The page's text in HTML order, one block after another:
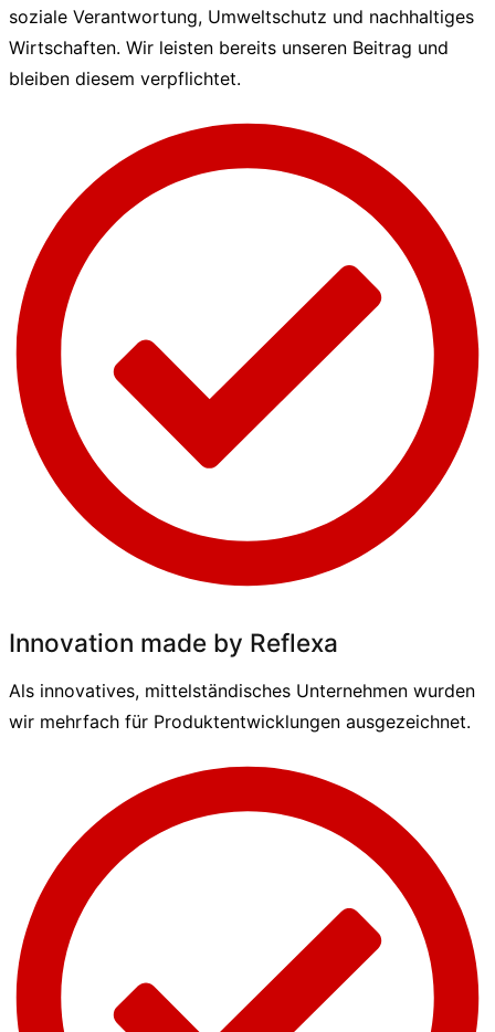
soziale Verantwortung, Umweltschutz und nachhaltiges
Wirtschaften. Wir leisten bereits unseren Beitrag und
bleiben diesem verpflichtet.
Innovation made by Reflexa
Als innovatives, mittelständisches Unternehmen wurden
wir mehrfach für Produktentwicklungen ausgezeichnet.